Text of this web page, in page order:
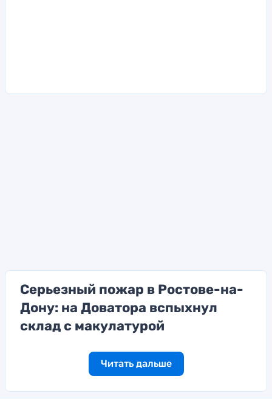
Серьезный пожар в Ростове-на-
Дону: на Доватора вспыхнул
склад с макулатурой
Читать дальше